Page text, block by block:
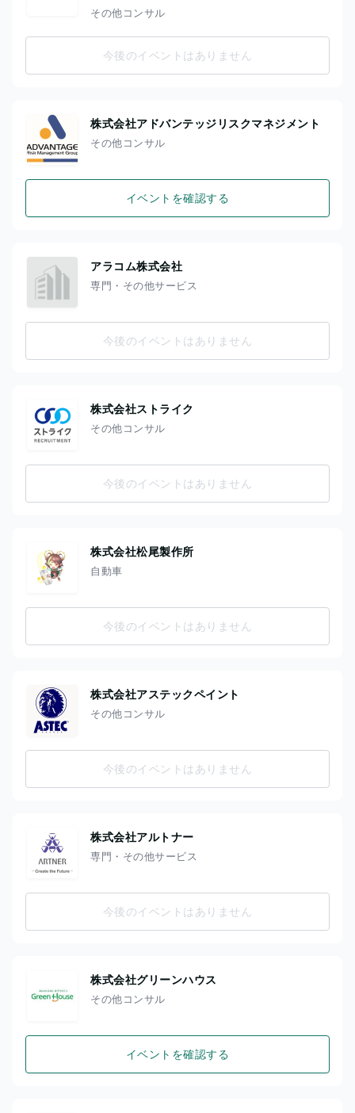
その他コンサル
今後のイベントはありません
株式会社アドバンテッジリスクマネジメント
その他コンサル
イベントを確認する
アラコム株式会社
専門・その他サービス
今後のイベントはありません
株式会社ストライク
その他コンサル
今後のイベントはありません
株式会社松尾製作所
自動車
今後のイベントはありません
株式会社アステックペイント
その他コンサル
今後のイベントはありません
株式会社アルトナー
専門・その他サービス
今後のイベントはありません
株式会社グリーンハウス
その他コンサル
イベントを確認する